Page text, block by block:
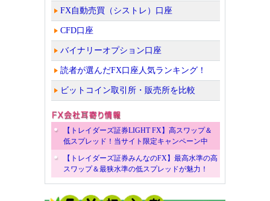
FX自動売買（シストレ）口座
CFD口座
バイナリーオプション口座
読者が選んだFX口座人気ランキング！
ビットコイン取引所・販売所を比較
【トレイダーズ証券LIGHT FX】高スワップ＆
低スプレッド！当サイト限定キャンペーン中
【トレイダーズ証券みんなのFX】最高水準の高
スワップ＆最狭水準の低スプレッドが魅力！